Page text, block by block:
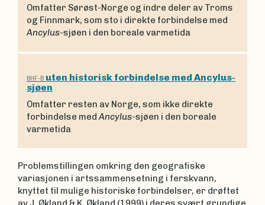
Omfatter Sørøst-Norge og indre deler av Troms
og Finnmark, som sto i direkte forbindelse med
Ancylus-sjøen i den boreale varmetida
6HF-B uten historisk forbindelse med Ancylus-
sjøen
Omfatter resten av Norge, som ikke direkte
forbindelse medAncylus-sjøen i den boreale
varmetida
Problemstillingen omkring den geografiske
variasjonen i artssammensetning i ferskvann,
knyttet til mulige historiske forbindelser, er drøftet